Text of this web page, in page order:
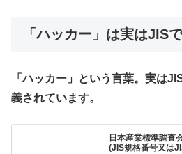
「ハッカー」は実はJIS
「ハッカー」という言葉。実は
義されています。
日本産業標準調査
(JIS規格番号又は